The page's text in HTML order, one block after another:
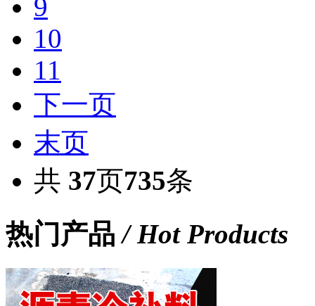
9
10
11
下一页
末页
共 37页735条
热门产品 / Hot Products